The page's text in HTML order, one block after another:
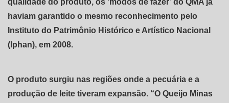
qualidade do produto, os ‘modos de fazer’ do QMA já
haviam garantido o mesmo reconhecimento pelo
Instituto do Patrimônio Histórico e Artístico Nacional
(Iphan), em 2008.
O produto surgiu nas regiões onde a pecuária e a
produção de leite tiveram expansão. “O Queijo Minas